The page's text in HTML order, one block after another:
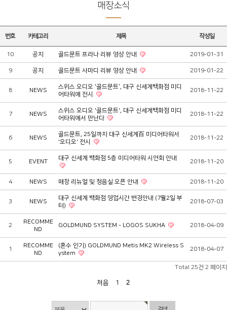
매장소식
번호 카테고리 제목 작성일
10 공지 골드문트 프라나 리뷰 영상 안내 2019-01-31
9 공지 골드문트 사마디 리뷰 영상 안내 2019-01-22
8 NEWS
스위스 오디오 ‘골드문트’, 대구 신세계백화점 미디
어타워에 전시
2018-11-22
7 NEWS
스위스 오디오 '골드문트', 대구 신세계백화점 미디
어타워에서 만난다
2018-11-22
6 NEWS
골드문트, 25일까지 대구 신세계百 미디어타워서
'오디오' 전시
2018-11-22
5 EVENT
대구 신세계 백화점 5층 미디어타워 시연회 안내
2018-11-20
4 NEWS 매장 리뉴얼 및 청음실 오픈 안내 2018-11-20
3 NEWS
대구 신세계 백화점 영업시간 변경안내 (7월2일 부
터)
2018-07-03
2
RECOMME
ND
GOLDMUND SYSTEM - LOGOS SUKHA 2018-04-09
1
RECOMME
ND
(혼수 인기) GOLDMUND Metis MK2 Wireless S
ystem
2018-04-07
Total 25건 2 페이지
처음 1 2